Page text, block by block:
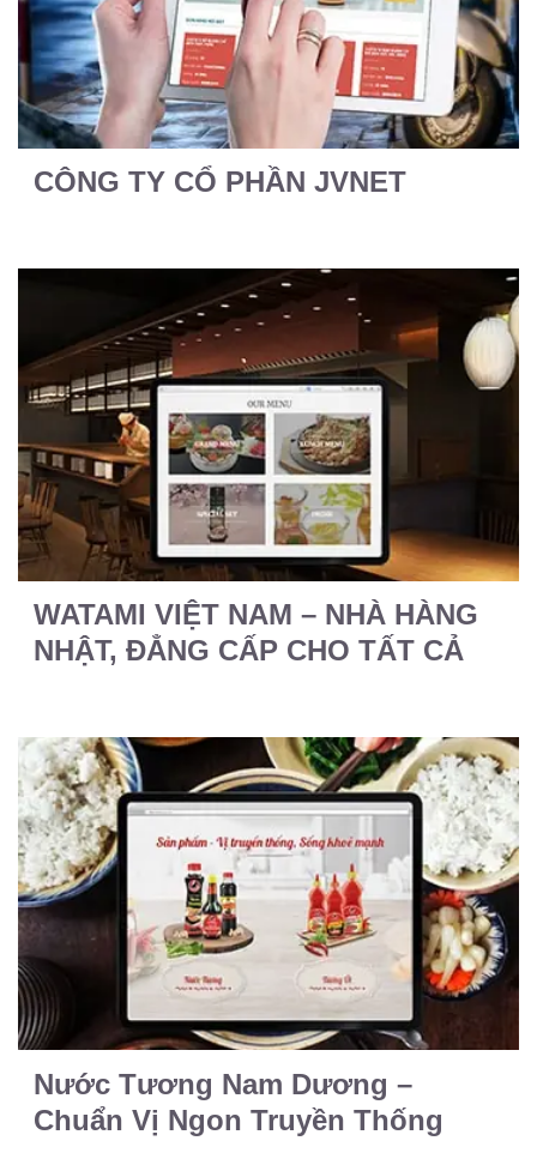
CÔNG TY CỔ PHẦN JVNET
WATAMI VIỆT NAM – NHÀ HÀNG
NHẬT, ĐẲNG CẤP CHO TẤT CẢ
Nước Tương Nam Dương –
Chuẩn Vị Ngon Truyền Thống